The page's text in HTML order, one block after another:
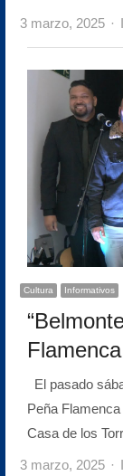
3 marzo, 2025
Cultura Informativos
El pasado
Peña
Casa de los
3 marzo, 2025